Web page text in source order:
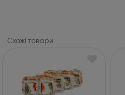
Схожі товари